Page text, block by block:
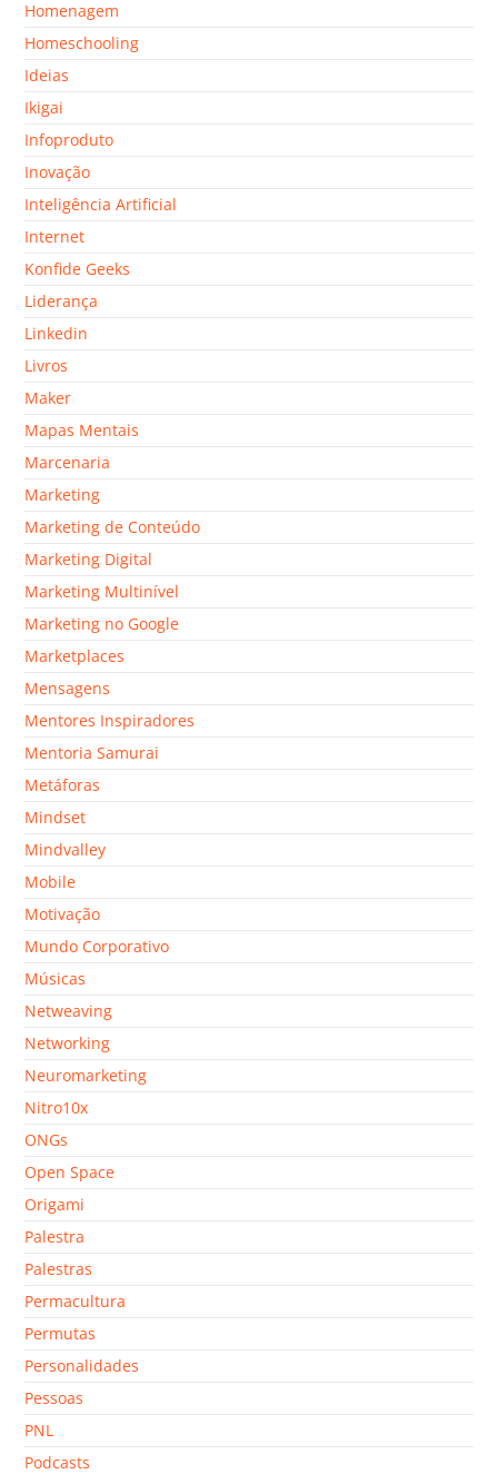
Homenagem
Homeschooling
Ideias
Ikigai
Infoproduto
Inovação
Inteligência Artificial
Internet
Konfide Geeks
Liderança
Linkedin
Livros
Maker
Mapas Mentais
Marcenaria
Marketing
Marketing de Conteúdo
Marketing Digital
Marketing Multinível
Marketing no Google
Marketplaces
Mensagens
Mentores Inspiradores
Mentoria Samurai
Metáforas
Mindset
Mindvalley
Mobile
Motivação
Mundo Corporativo
Músicas
Netweaving
Networking
Neuromarketing
Nitro10x
ONGs
Open Space
Origami
Palestra
Palestras
Permacultura
Permutas
Personalidades
Pessoas
PNL
Podcasts